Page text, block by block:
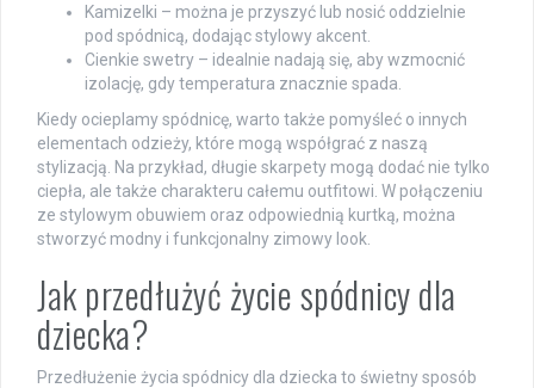
Kamizelki – można je przyszyć lub nosić oddzielnie
pod spódnicą, dodając stylowy akcent.
Cienkie swetry – idealnie nadają się, aby wzmocnić
izolację, gdy temperatura znacznie spada.
Kiedy ocieplamy spódnicę, warto także pomyśleć o innych
elementach odzieży, które mogą współgrać z naszą
stylizacją. Na przykład, długie skarpety mogą dodać nie tylko
ciepła, ale także charakteru całemu outfitowi. W połączeniu
ze stylowym obuwiem oraz odpowiednią kurtką, można
stworzyć modny i funkcjonalny zimowy look.
Jak przedłużyć życie spódnicy dla
dziecka?
Przedłużenie życia spódnicy dla dziecka to świetny sposób